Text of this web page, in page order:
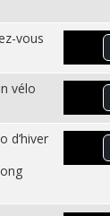
vous
vélo
d’hiver